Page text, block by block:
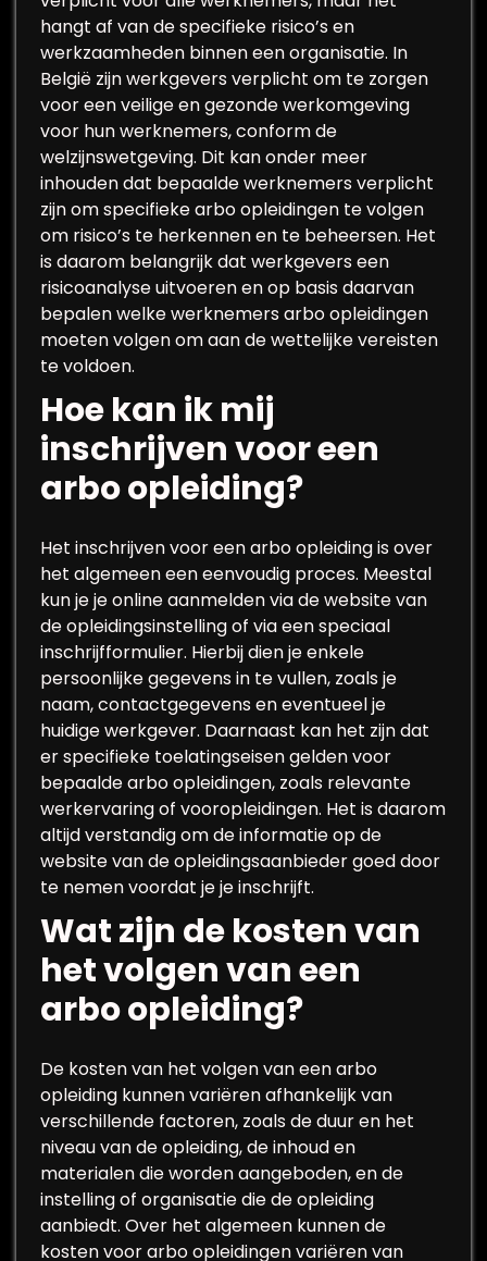
hangt af van de specifieke risico’s en
werkzaamheden binnen een organisatie. In
België zijn werkgevers verplicht om te zorgen
voor een veilige en gezonde werkomgeving
voor hun werknemers, conform de
welzijnswetgeving. Dit kan onder meer
inhouden dat bepaalde werknemers verplicht
zijn om specifieke arbo opleidingen te volgen
om risico’s te herkennen en te beheersen. Het
is daarom belangrijk dat werkgevers een
risicoanalyse uitvoeren en op basis daarvan
bepalen welke werknemers arbo opleidingen
moeten volgen om aan de wettelijke vereisten
te voldoen.
Hoe kan ik mij
inschrijven voor een
arbo opleiding?
Het inschrijven voor een arbo opleiding is over
het algemeen een eenvoudig proces. Meestal
kun je je online aanmelden via de website van
de opleidingsinstelling of via een speciaal
inschrijfformulier. Hierbij dien je enkele
persoonlijke gegevens in te vullen, zoals je
naam, contactgegevens en eventueel je
huidige werkgever. Daarnaast kan het zijn dat
er specifieke toelatingseisen gelden voor
bepaalde arbo opleidingen, zoals relevante
werkervaring of vooropleidingen. Het is daarom
altijd verstandig om de informatie op de
website van de opleidingsaanbieder goed door
te nemen voordat je je inschrijft.
Wat zijn de kosten van
het volgen van een
arbo opleiding?
De kosten van het volgen van een arbo
opleiding kunnen variëren afhankelijk van
verschillende factoren, zoals de duur en het
niveau van de opleiding, de inhoud en
materialen die worden aangeboden, en de
instelling of organisatie die de opleiding
aanbiedt. Over het algemeen kunnen de
kosten voor arbo opleidingen variëren van